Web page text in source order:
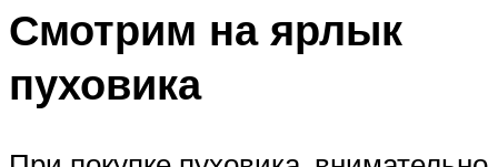
Смотрим на ярлык
пуховика